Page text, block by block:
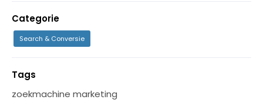
Categorie
Search & Conversie
Tags
zoekmachine marketing